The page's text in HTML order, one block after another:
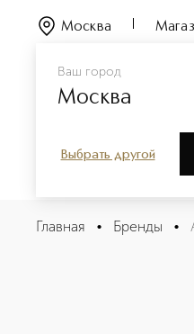
Ваш город
Москва
Выбрать другой
Москва
ARMANI
Главная • Бренды •